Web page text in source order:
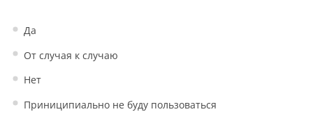
Да
От случая к случаю
Нет
Приниципиально не буду пользоваться